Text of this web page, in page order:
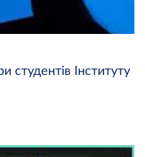
студентів Інституту